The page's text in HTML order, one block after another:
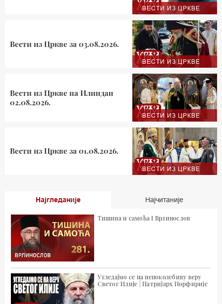
ВЕСТИ ИЗ ЦРКВЕ
ВЕСТИ ИЗ ЦРКВЕ
Вести из Цркве за 03.08.2026.
ВЕСТИ ИЗ ЦРКВЕ
Вести из Цркве на Илиндан
02.08.2026.
ВЕСТИ ИЗ ЦРКВЕ
Вести из Цркве за 01.08.2026.
Најгледаније Најчитаније
Тишина и самоћа I Врлинослов
Угледајмо се на непоколебиву веру
Светог Илије | Патријарх Порфирије